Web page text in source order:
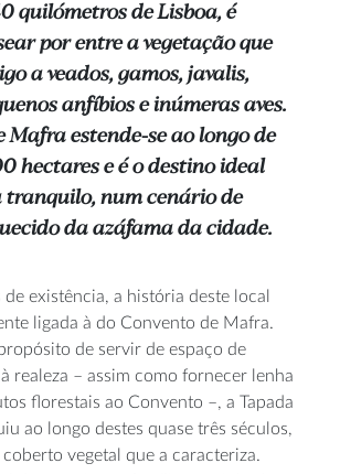
quilómetros de Lisboa, é
por entre a vegetação que
a veados, gamos, javalis,
anfíbios e inúmeras aves.
Mafra estende-se ao longo de
hectares e é o destino ideal
tranquilo, num cenário de
da azáfama da cidade.
existência, a história deste local
ligada à do Convento de Mafra.
de servir de espaço de
realeza – assim como fornecer lenha
florestais ao Convento –, a Tapada
ao longo destes quase três séculos,
vegetal que a caracteriza.